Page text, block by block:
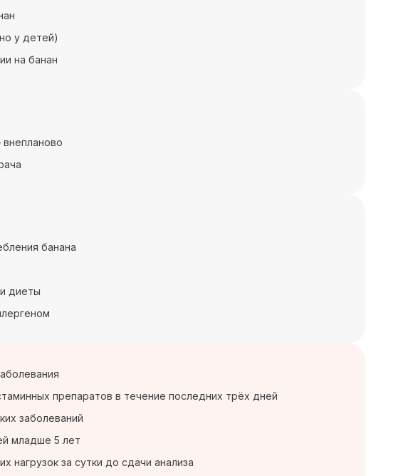
у детей)
на банан
банана
диеты
препаратов в течение последних трёх дней
заболеваний
младше 5 лет
нагрузок за сутки до сдачи анализа